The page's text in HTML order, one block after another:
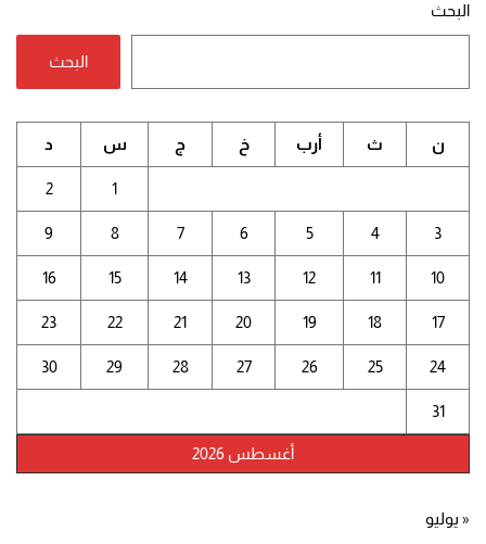
البحث
البحث
أغسطس 2026
ن ث أرب خ ج س د
1
2
3
4
5
6
7
8
9
10
11
12
13
14
15
16
17
18
19
20
21
22
23
24
25
26
27
28
29
30
31
« يوليو